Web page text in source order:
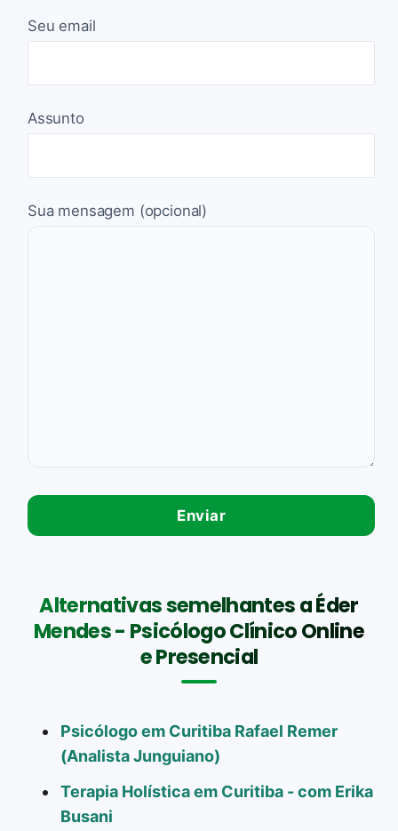
Seu email
Assunto
Sua mensagem (opcional)
Alternativas semelhantes a Éder
Mendes - Psicólogo Clínico Online
e Presencial
Psicólogo em Curitiba Rafael Remer
(Analista Junguiano)
Terapia Holística em Curitiba - com Erika
Busani